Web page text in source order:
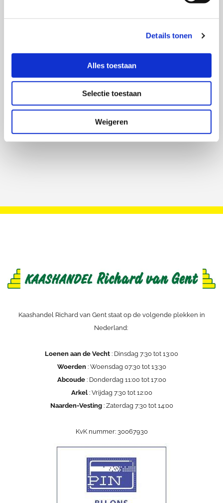
Details tonen
Alles toestaan
Selectie toestaan
Weigeren
Accept cookies
Kaashandel Richard van Gent staat op de volgende plekken in
Nederland:
Loenen aan de Vecht : Dinsdag 7:30 tot 13:00
Woerden : Woensdag 07:30 tot 13:30
Abcoude : Donderdag 11:00 tot 17:00
Arkel : Vrijdag 7:30 tot 12:00
Naarden-Vesting : Zaterdag 7:30 tot 14:00
KvK nummer: 30067930